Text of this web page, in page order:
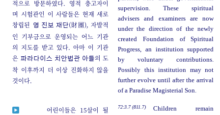
적으로 방문하였다. 영적 충고자이
며 시험관인 이 사람들은 현재 새로
창립된
영 진보 재단(財團), 자발적
인 기부금으로 운영되는 어느 기관
의 지도를 받고 있다. 아마 이 기관
은 파라다이스 치안법관 아들의 도
착 이후까지 더 이상 진화하지 않을
것이다.
supervision. These spiritual
advisers and examiners are now
under the direction of the newly
created Foundation of Spiritual
Progress, an institution supported
by voluntary contributions.
Possibly this institution may not
further evolve until after the arrival
of a Paradise Magisterial Son.
어린이들은 15살이 될
72:3.7 (811.7)
Children remain